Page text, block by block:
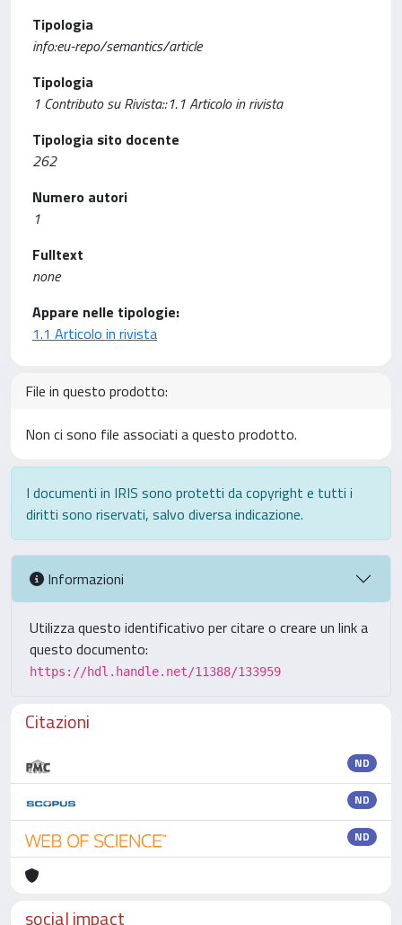
Tipologia
info:eu-repo/semantics/article
Tipologia
1 Contributo su Rivista::1.1 Articolo in rivista
Tipologia sito docente
262
Numero autori
1
Fulltext
none
Appare nelle tipologie:
1.1 Articolo in rivista
File in questo prodotto:
Non ci sono file associati a questo prodotto.
I documenti in IRIS sono protetti da copyright e tutti i
diritti sono riservati, salvo diversa indicazione.
Informazioni
Utilizza questo identificativo per citare o creare un link a
questo documento:
https://hdl.handle.net/11388/133959
Citazioni
ND
ND
ND
social impact